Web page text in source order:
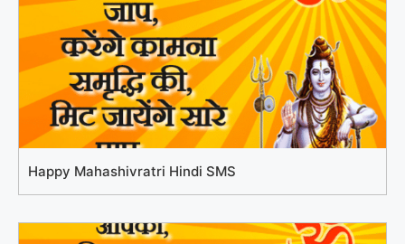
Happy Mahashivratri Hindi SMS